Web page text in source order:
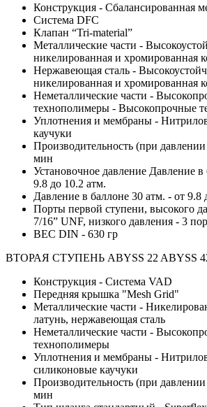
Конструкция - Сбалансированная
Cистема DFC
Клапан “Tri-material”
Металлические части -
никелированная и хромированная
Нержавеющая сталь -
никелированная и хромированная
Неметаллические части -
технополимеры - Высокопрочные
Уплотнения и мембраны -
каучуки
Производительность (при
мин
Установочное давление Давление в
9.8 до 10.2 атм.
Давление в баллоне 30 атм. - от 9.8
Порты первой ступени, высокого
7/16” UNF, низкого давления - 3
ВЕС DIN - 630 гр
ВТОРАЯ СТУПЕНЬ ABYSS 22 ABYSS
Конструкция - Cистема VAD
Передняя крышка "Mesh Grid"
Металлические части -
латунь, нержавеющая сталь
Неметаллические части -
технополимеры
Уплотнения и мембраны -
силиконовые каучуки
Производительность (при
мин